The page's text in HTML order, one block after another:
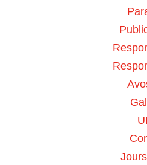
Les dernières mesures de
19 situation particulière
1er avril 2022, avec la